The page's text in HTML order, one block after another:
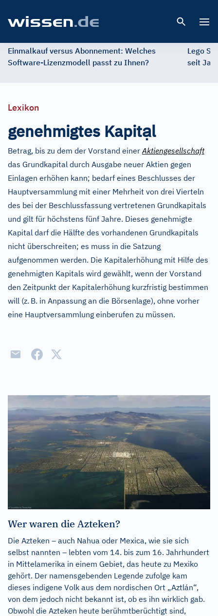
Einmalkauf versus Abonnement: Welches
Software-Lizenzmodell passt zu Ihnen?
Lego
seit
Lexikon
genehmigtes Kapitạl
Betrag, bis zu dem der Vorstand einerAktiengesellschaft
das Grundkapital durch Ausgabe neuer Aktien gegen
Einlagen erhöhen kann; bedarf eines Beschlusses der
Hauptversammlung mit einer Mehrheit von drei Vierteln
des bei der Beschlussfassung vertretenen Grundkapitals
und gilt für höchstens fünf Jahre. Dieses genehmigte
Kapital darf die Hälfte des vorhandenen Grundkapitals
nicht überschreiten; es muss in die Satzung
aufgenommen werden. Die Kapitalerhöhung mit Hilfe des
genehmigten Kapitals wird gewählt, wenn der Vorstand
den Zeitpunkt der Kapitalerhöhung kurzfristig bestimmen
will (z. B. in Anpassung an die Börsenlage), ohne vorher
eine Hauptversammlung einberufen zu müssen.
Wer waren die Azteken?
Die Azteken – auch Nahua oder Mexica, wie sie sich
selbst nannten – lebten vom 14. bis zum 16. Jahrhundert
in Mittelamerika in einem Gebiet, das heute zu Mexiko
gehört. Der namensgebenden Legende zufolge kam
dieses indigene Volk aus dem nordischen Ort „Aztlán“,
von dem jedoch nicht bekannt ist, ob es ihn wirklich gab.
Obwohl die Azteken heute berühmtberüchtigt sind,